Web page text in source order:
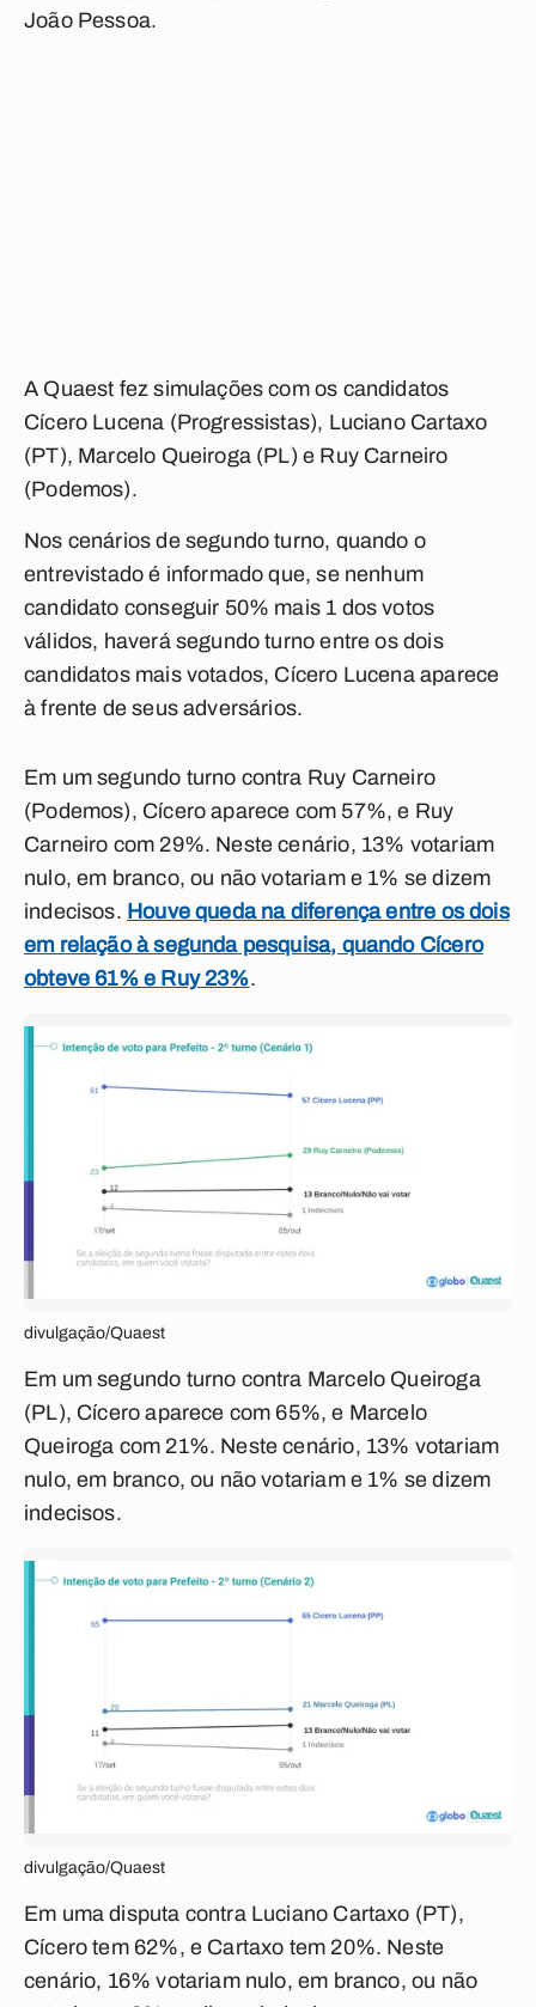
João Pessoa.
A Quaest fez simulações com os candidatos
Cícero Lucena (Progressistas), Luciano Cartaxo
(PT), Marcelo Queiroga (PL) e Ruy Carneiro
(Podemos).
Nos cenários de segundo turno, quando o
entrevistado é informado que, se nenhum
candidato conseguir 50% mais 1 dos votos
válidos, haverá segundo turno entre os dois
candidatos mais votados, Cícero Lucena aparece
à frente de seus adversários.
Em um segundo turno contra Ruy Carneiro
(Podemos), Cícero aparece com 57%, e Ruy
Carneiro com 29%. Neste cenário, 13% votariam
nulo, em branco, ou não votariam e 1% se dizem
indecisos. Houve queda na diferença entre os dois
em relação à segunda pesquisa, quando Cícero
obteve 61% e Ruy 23%.
divulgação/Quaest
Em um segundo turno contra Marcelo Queiroga
(PL), Cícero aparece com 65%, e Marcelo
Queiroga com 21%. Neste cenário, 13% votariam
nulo, em branco, ou não votariam e 1% se dizem
indecisos.
divulgação/Quaest
Em uma disputa contra Luciano Cartaxo (PT),
Cícero tem 62%, e Cartaxo tem 20%. Neste
cenário, 16% votariam nulo, em branco, ou não